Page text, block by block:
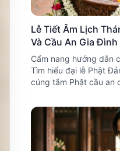
Lễ Tiết Âm Lịch
Và Cầu An Gia Đình
Cẩm nang hướng dẫn
Tìm hiểu đại lễ Phật
cúng tắm Phật cầu an